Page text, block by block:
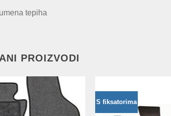
tepiha
PROIZVODI
S fiksatorima